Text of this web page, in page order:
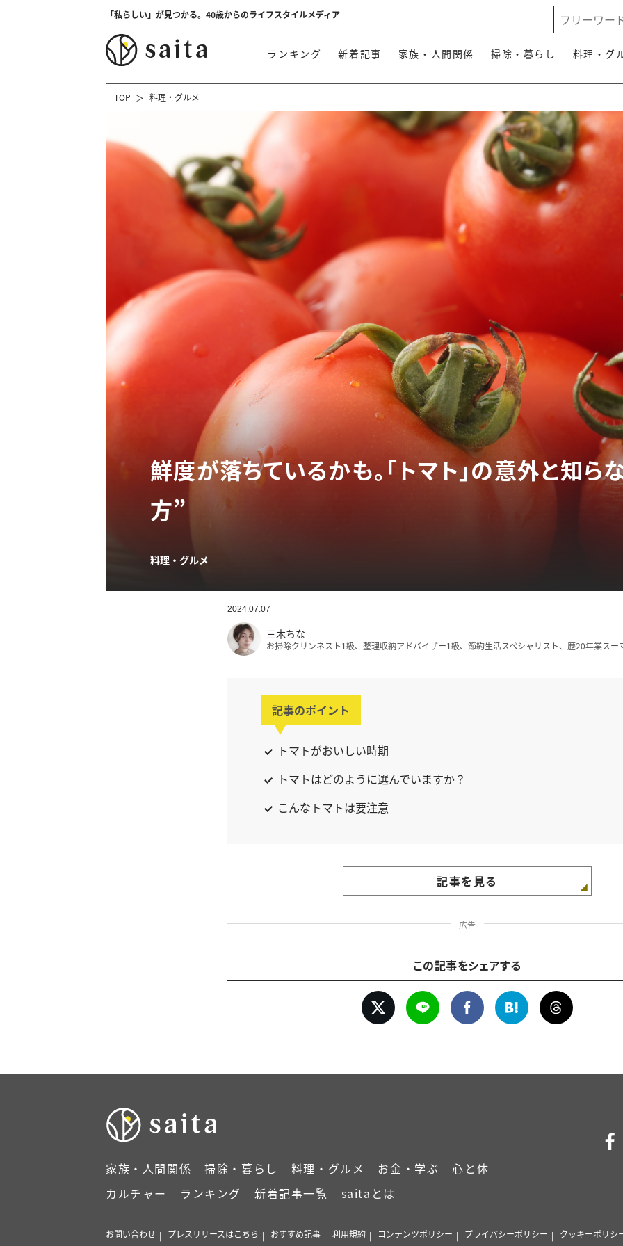
「私らしい」が見つかる。40歳からのライフスタイルメディア
ランキング 新着記事 家族・人間関係 掃除・暮らし 料理・グ
TOP 料理・グルメ
鮮度が落ちているかも。「トマト」の意外と知
方”
料理・グルメ
2024.07.07
三木ちな
お掃除クリンネスト1級、整理収納アドバイザー1級、節約生活スペシャリスト、歴20年業スー
記事のポイント
トマトがおいしい時期
トマトはどのように選んでいますか？
こんなトマトは要注意
記事を見る
広告
この記事をシェアする
家族・人間関係 掃除・暮らし 料理・グルメ お金・学ぶ
心と体
カルチャー
ランキング 新着記事一覧 saitaとは
お問い合わせ プレスリリースはこちら おすすめ記事 利用規約 コンテンツポリシー プライバシーポリシー クッキーポリシ